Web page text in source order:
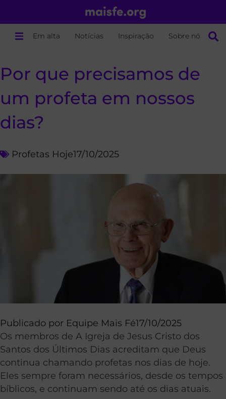
Em alta Notícias Inspiração Sobre nós
Por que precisamos de
um profeta em nossos
dias?
Profetas Hoje17/10/2025
Publicado por Equipe Mais Fé17/10/2025
Os membros de A Igreja de Jesus Cristo dos
Santos dos Últimos Dias acreditam que Deus
continua chamando profetas nos dias de hoje.
Eles sempre foram necessários, desde os tempos
bíblicos, e continuam sendo até os dias atuais.